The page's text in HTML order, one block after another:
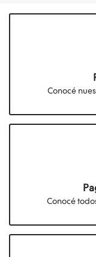
Conocé
Conocé